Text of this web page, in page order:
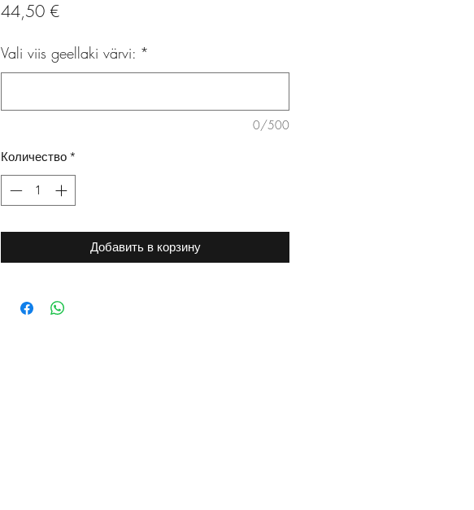
44,50 €Цена
Vali viis geellaki värvi: *
0/500
Количество *
Добавить в корзину